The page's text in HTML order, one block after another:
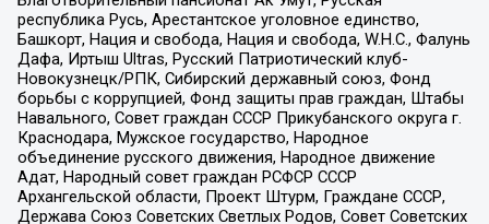
республика Русь, Арестантское уголовное единство,
Башкорт, Нация и свобода, Нация и свобода, W.H.С., Фалунь
Дафа, Иртыш Ultras, Русский Патриотический клуб-
Новокузнецк/РПК, Сибирский державный союз, Фонд
борьбы с коррупцией, Фонд защиты прав граждан, Штабы
Навального, Совет граждан СССР Прикубанского округа г.
Краснодара, Мужское государство, Народное
объединение русского движения, Народное движение
Адат, Народный совет граждан РСФСР СССР
Архангельской области, Проект Штурм, Граждане СССР,
Держава Союз Советских Светлых Родов, Совет Советских